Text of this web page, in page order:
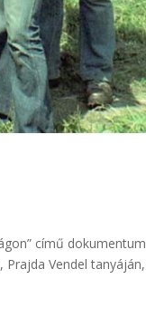
című
Prajda Vendel